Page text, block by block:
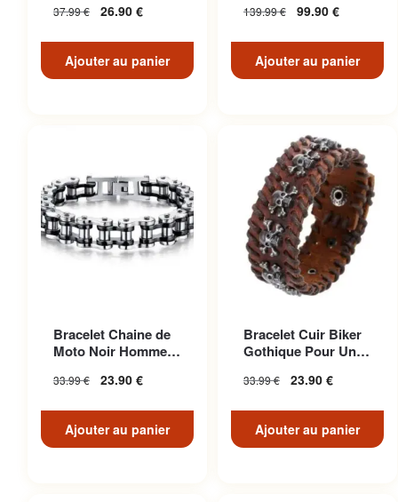
37.99€ 26.90 €
Ajouter au panier
139.99€ 99.90 €
Ajouter au panier
Bracelet Chaine de
Moto Noir Homme
33.99€ 23.90 €
Ajouter au panier
Bracelet Cuir Biker
Gothique Pour Un
Unique
33.99€ 23.90 €
Ajouter au panier